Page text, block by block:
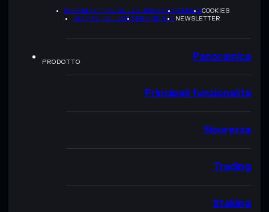
INFORMATIVA SULLA PRIVACYTERMSCOOKIES
MAPPA DEL SITOBRAND KITNEWSLETTER
PRODOTTO Panoramica
Principali funzionalità
Sicurezza
Trading
Staking